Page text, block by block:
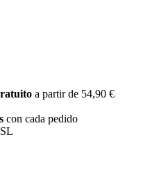
a partir de 54,90 €
con cada pedido